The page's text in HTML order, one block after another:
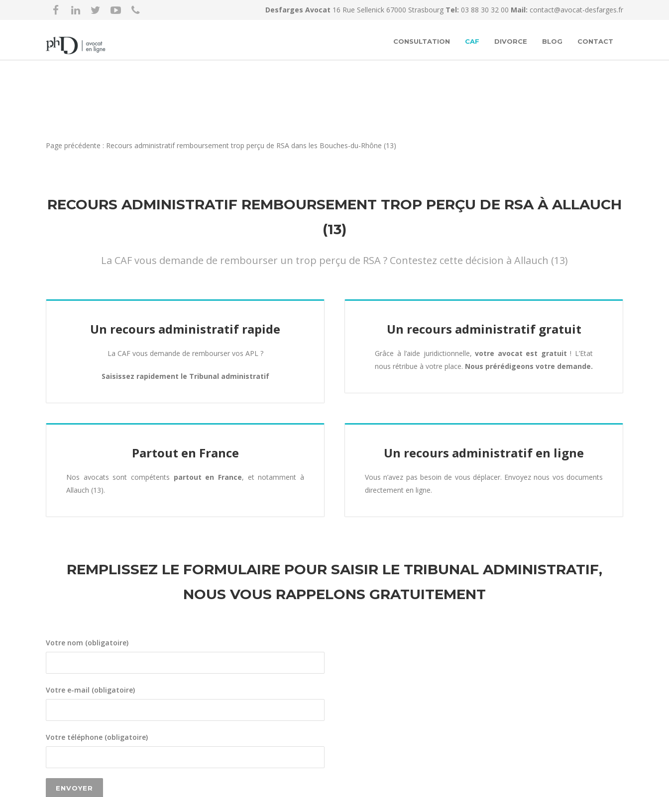
Desfarges Avocat 16 Rue Sellenick 67000 Strasbourg Tel: 03 88 30 32 00 Mail: contact@avocat-desfarges.fr
CONSULTATION CAF DIVORCE BLOG CONTACT
Page précédente : Recours administratif remboursement trop perçu de RSA dans les Bouches-du-Rhône (13)
RECOURS ADMINISTRATIF REMBOURSEMENT TROP PERÇU DE RSA À ALLAUCH
(13)
La CAF vous demande de rembourser un trop perçu de RSA ? Contestez cette décision à Allauch (13)
Un recours administratif rapide
La CAF vous demande de rembourser vos APL ?
Saisissez rapidement le Tribunal administratif
Un recours administratif gratuit
Grâce à l’aide juridictionnelle,votre avocat est gratuit ! L’Etat
nous rétribue à votre place. Nous prérédigeons votre demande.
Partout en France
Nos avocats sont compétents partout en France, et notamment à
Allauch (13).
Un recours administratif en ligne
Vous n’avez pas besoin de vous déplacer. Envoyez nous vos documents
directement en ligne.
REMPLISSEZ LE FORMULAIRE POUR SAISIR LE TRIBUNAL ADMINISTRATIF,
NOUS VOUS RAPPELONS GRATUITEMENT
Votre nom (obligatoire)
Votre e-mail (obligatoire)
Votre téléphone (obligatoire)